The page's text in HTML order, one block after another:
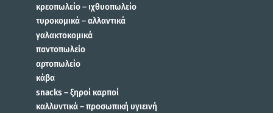
κρεοπωλείο – ιχθυοπωλείο
τυροκομικά – αλλαντικά
γαλακτοκομικά
παντοπωλείο
αρτοπωλείο
κάβα
snacks – ξηροί καρποί
καλλυντικά – προσωπική υγιεινή